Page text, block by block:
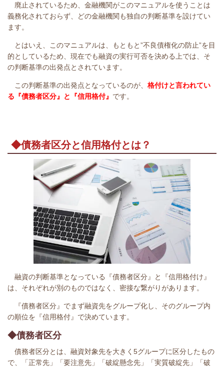
廃止されているため、金融機関がこのマニュアルを使うことは
義務化されておらず、どの金融機関も独自の判断基準を設けてい
ます。
とはいえ、このマニュアルは、もともと”不良債権化の防止”を目
的としているため、現在でも融資の実行可否を決める上では、そ
の判断基準の出発点とされています。
この判断基準の出発点となっているのが、 格付けと言われてい
る 『債務者区分』と『信用格付』 です。
◆債務者区分と信用格付とは？
融資の判断基準となっている『債務者区分』と『信用格付け』
は、それぞれが別のものではなく、密接な繋がりがあります。
『債務者区分』でまず融資先をグループ化し、そのグループ内
の順位を『信用格付』で決めています。
◆債務者区分
債務者区分とは、融資対象先を大きく5グループに区分したもの
で、「正常先」「要注意先」「破綻懸念先」「実質破綻先」「破